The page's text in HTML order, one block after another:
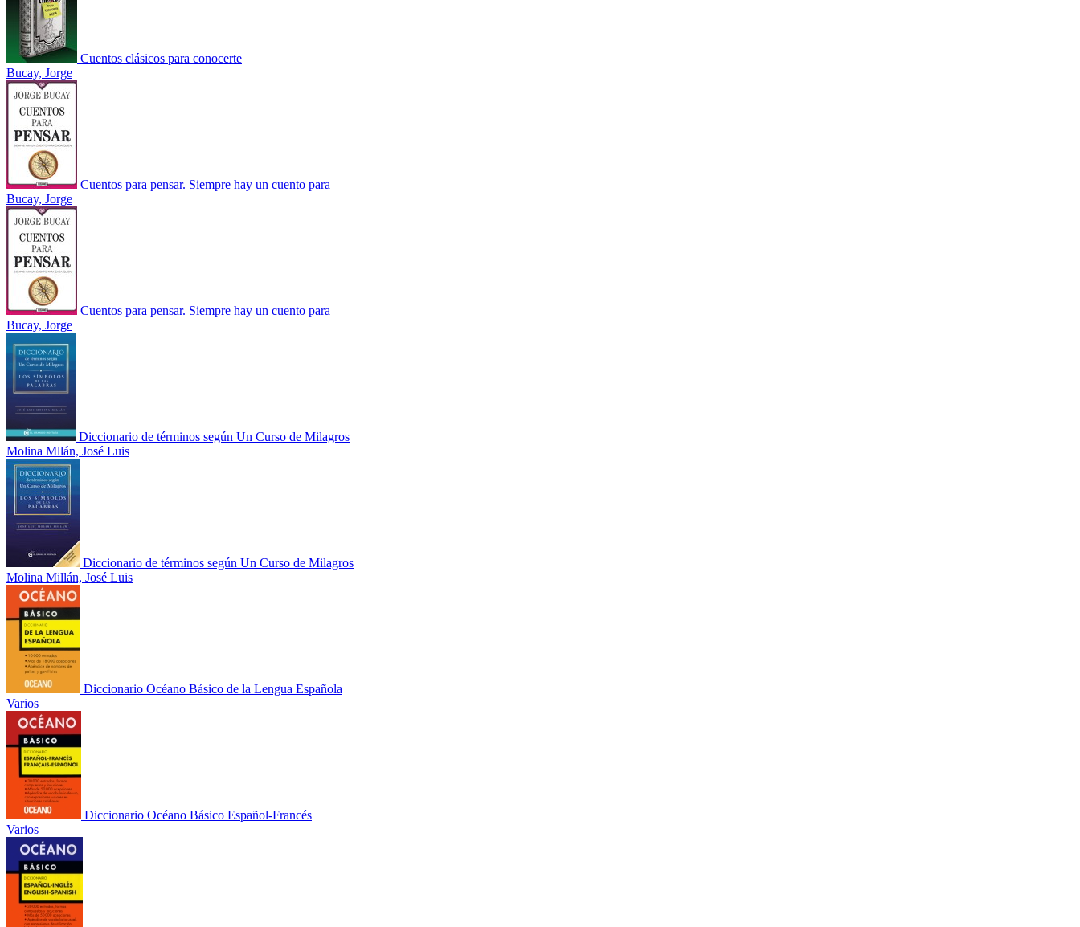
Cuentos clásicos para conocerte
Bucay, Jorge
Cuentos para pensar. Siempre hay un cuento para
Bucay, Jorge
Cuentos para pensar. Siempre hay un cuento para
Bucay, Jorge
Diccionario de términos según Un Curso de Milagros
Molina Mllán, José Luis
Diccionario de términos según Un Curso de Milagros
Molina Millán, José Luis
Diccionario Océano Básico de la Lengua Española
Varios
Diccionario Océano Básico Español-Francés
Varios